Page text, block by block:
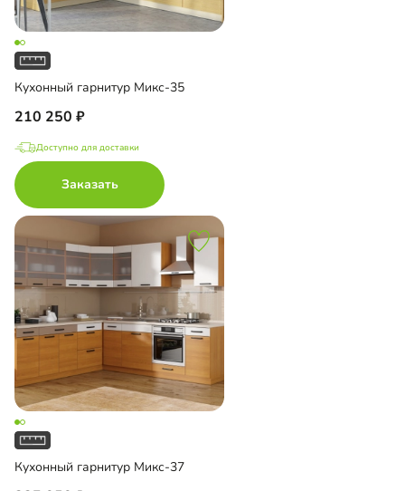
Кухонный гарнитур Микс-35
210 250
Доступно для доставки
Заказать
Кухонный гарнитур Микс-37